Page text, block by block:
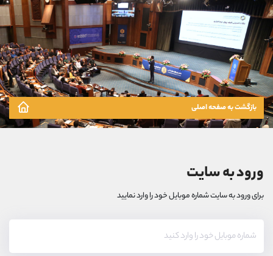
بازگشت به صفحه اصلی
ورود به سایت
برای ورود به سایت شماره موبایل خود را وارد نمایید